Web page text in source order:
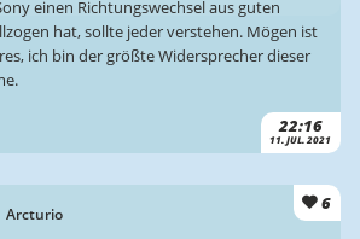
22:16
11. JUL. 2021
einen Richtungswechsel aus guten
hat, sollte jeder verstehen. Mögen ist
ich bin der größte Widersprecher dieser
Arcturio
6